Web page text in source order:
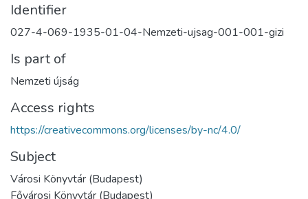
Identifier
027-4-069-1935-01-04-Nemzeti-ujsag-001-001-gizi
Is part of
Nemzeti újság
Access rights
https://creativecommons.org/licenses/by-nc/4.0/
Subject
Városi Könyvtár (Budapest)
Fővárosi Könyvtár (Budapest)